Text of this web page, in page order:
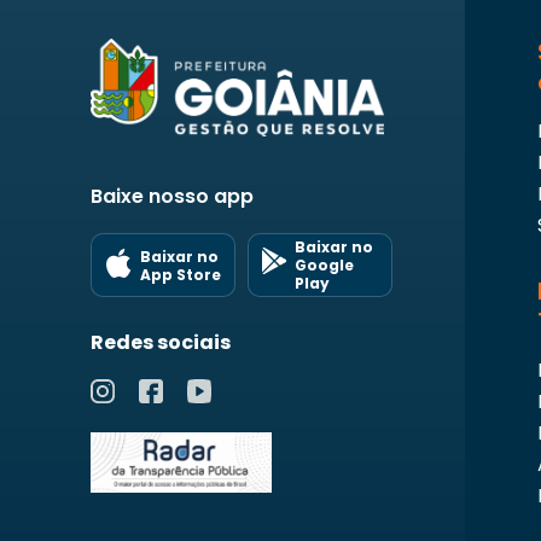
Baixe nosso app
Baixar no
App Store
Baixar no
Google
Play
Redes sociais